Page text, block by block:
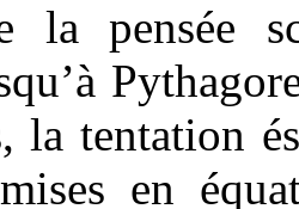
la pensée
la tentation
en